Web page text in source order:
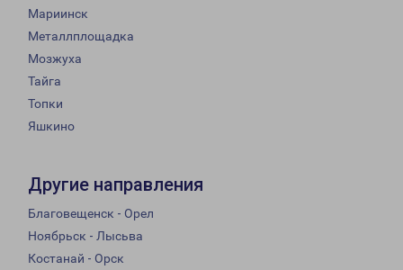
Мариинск
Металлплощадка
Мозжуха
Тайга
Топки
Яшкино
Другие направления
Благовещенск - Орел
Ноябрьск - Лысьва
Костанай - Орск